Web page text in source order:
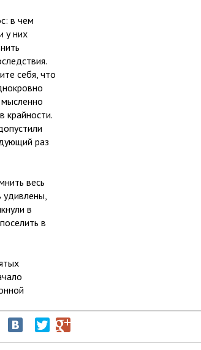
в чем
у них
себя, что
крайности.
раз
весь
удивлены,
в
в